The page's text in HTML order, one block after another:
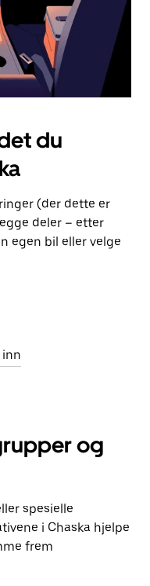
du
(der dette er
deler – etter
egen bil eller velge
inn
og
spesielle
i Chaska hjelpe
frem